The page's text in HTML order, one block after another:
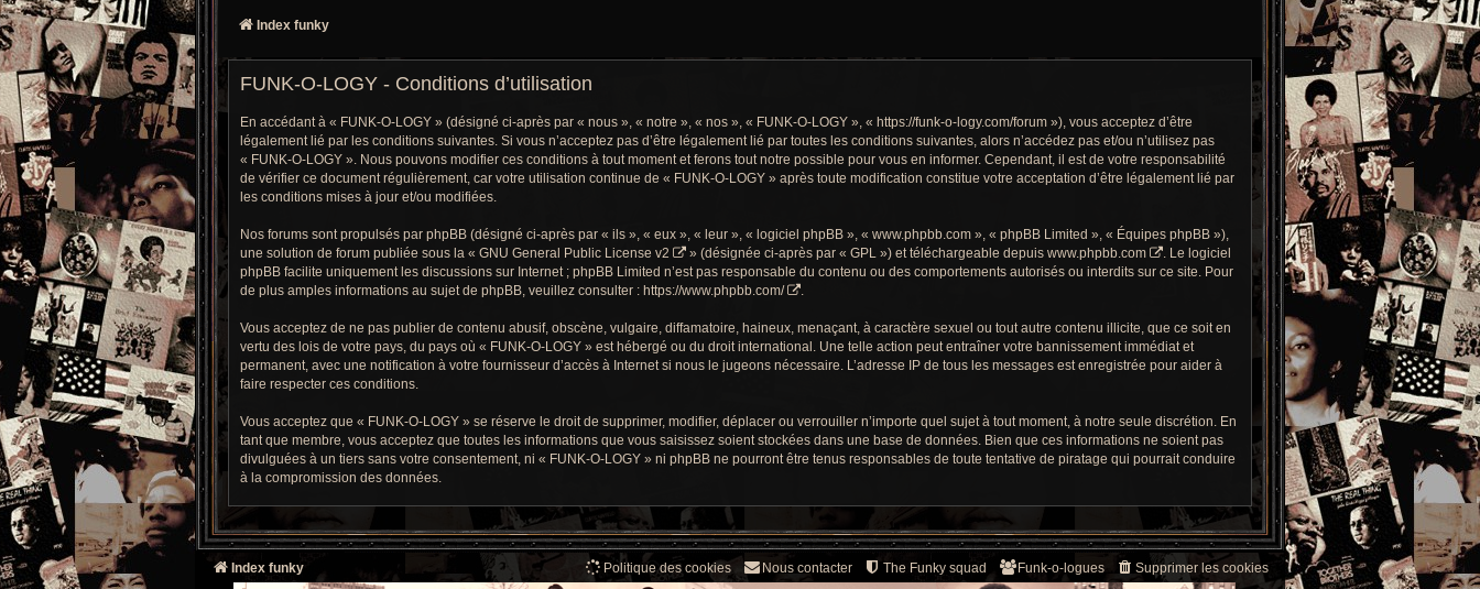
Index funky
FUNK-O-LOGY - Conditions d’utilisation
En accédant à « FUNK-O-LOGY » (désigné ci-après par « nous », « notre », « nos », « FUNK-O-LOGY », « https://funk-o-logy.com/forum »), vous acceptez d’être
légalement lié par les conditions suivantes. Si vous n’acceptez pas d’être légalement lié par toutes les conditions suivantes, alors n’accédez pas et/ou n’utilisez pas
« FUNK-O-LOGY ». Nous pouvons modifier ces conditions à tout moment et ferons tout notre possible pour vous en informer. Cependant, il est de votre responsabilité
de vérifier ce document régulièrement, car votre utilisation continue de « FUNK-O-LOGY » après toute modification constitue votre acceptation d’être légalement lié par
les conditions mises à jour et/ou modifiées.
Nos forums sont propulsés par phpBB (désigné ci-après par « ils », « eux », « leur », « logiciel phpBB », « www.phpbb.com », « phpBB Limited », « Équipes phpBB »),
une solution de forum publiée sous la « GNU General Public License v2 » (désignée ci-après par « GPL ») et téléchargeable depuis www.phpbb.com
. Le logiciel
phpBB facilite uniquement les discussions sur Internet ; phpBB Limited n’est pas responsable du contenu ou des comportements autorisés ou interdits sur ce site. Pour
de plus amples informations au sujet de phpBB, veuillez consulter : https://www.phpbb.com/ .
Vous acceptez de ne pas publier de contenu abusif, obscène, vulgaire, diffamatoire, haineux, menaçant, à caractère sexuel ou tout autre contenu illicite, que ce soit en
vertu des lois de votre pays, du pays où « FUNK-O-LOGY » est hébergé ou du droit international. Une telle action peut entraîner votre bannissement immédiat et
permanent, avec une notification à votre fournisseur d’accès à Internet si nous le jugeons nécessaire. L’adresse IP de tous les messages est enregistrée pour aider à
faire respecter ces conditions.
Vous acceptez que « FUNK-O-LOGY » se réserve le droit de supprimer, modifier, déplacer ou verrouiller n’importe quel sujet à tout moment, à notre seule discrétion. En
tant que membre, vous acceptez que toutes les informations que vous saisissez soient stockées dans une base de données. Bien que ces informations ne soient pas
divulguées à un tiers sans votre consentement, ni « FUNK-O-LOGY » ni phpBB ne pourront être tenus responsables de toute tentative de piratage qui pourrait conduire
à la compromission des données.
Index funky Supprimer les cookies
Funk-o-logues
The Funky squad
Nous contacter
Politique des cookies